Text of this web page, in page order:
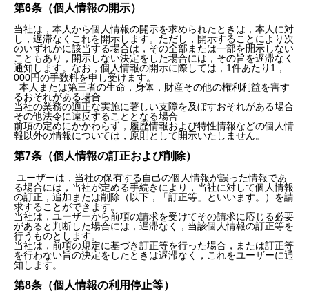
第6条（個人情報の開示）
当社は，本人から個人情報の開示を求められたときは，本人に対
し，遅滞なくこれを開示します。ただし，開示することにより次
のいずれかに該当する場合は，その全部または一部を開示しない
こともあり，開示しない決定をした場合には，その旨を遅滞なく
通知します。なお，個人情報の開示に際しては，1件あたり1，
000円の手数料を申し受けます。
本人または第三者の生命，身体，財産その他の権利利益を害す
るおそれがある場合
当社の業務の適正な実施に著しい支障を及ぼすおそれがある場合
その他法令に違反することとなる場合
前項の定めにかかわらず，履歴情報および特性情報などの個人情
報以外の情報については，原則として開示いたしません。
第7条（個人情報の訂正および削除）
ユーザーは，当社の保有する自己の個人情報が誤った情報であ
る場合には，当社が定める手続きにより，当社に対して個人情報
の訂正，追加または削除（以下，「訂正等」といいます。）を請
求することができます。
当社は，ユーザーから前項の請求を受けてその請求に応じる必要
があると判断した場合には，遅滞なく，当該個人情報の訂正等を
行うものとします。
当社は，前項の規定に基づき訂正等を行った場合，または訂正等
を行わない旨の決定をしたときは遅滞なく，これをユーザーに通
知します。
第8条（個人情報の利用停止等）